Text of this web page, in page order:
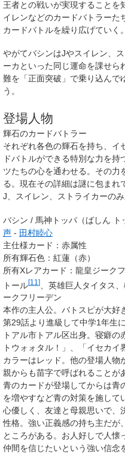
王者との戦いが実現することを
イレンなどのカードバトラーた
カードバトルを繰り広げていく。
やがてバシンはJやスイレン、
ーカといった同じ運命を課せら
難を「正面突破」で乗り込んで
う。
登場人物
輝石のカードバトラー
それぞれ各色の輝石を持ち、イ
ドバトルができる特別な力を
ツたちの心を通わせる。その力
る。現在その詳細は謎に包まれ
J、スイレン、ストライカーのみ
バシン / 馬神トッパ（ばしん ト
声 - 田村睦心
主仕様カード：赤属性
所有輝石色 ： 紅蓮（赤）
所有Xレアカード ： 龍皇ジーク
トール[11 ] 英雄巨人タイタス
ークフリーデン
本作の主人公。バトスピが大好
第29話より進級して中学1年生
トアル市トアル区出身。寝癖
トウォォタル！」、「イセカ
カラーはレッド。他の登場人物
親からも苗字で呼ばれることが
青のカードが登場してからは青
を増やすなど青の対策を施して
心優しく、友達と母親思いで、
性格。強い正義感の持ち主だが
ところがある。お人好しで人懐
仲間を信じたいという強い信念